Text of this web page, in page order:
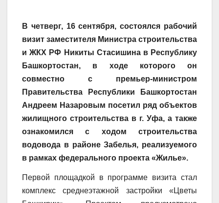
В четверг, 16 сентября, состоялся рабочий
визит заместителя Министра строительства
и ЖКХ РФ Никиты Стасишина в Республику
Башкортостан, в ходе которого он
совместно с премьер-министром
Правительства Республики Башкортостан
Андреем Назаровым посетил ряд объектов
жилищного строительства в г. Уфа, а также
ознакомился с ходом строительства
водовода в районе Забелья, реализуемого
в рамках федерального проекта «Жилье».
Первой площадкой в программе визита стал
комплекс среднеэтажной застройки «Цветы